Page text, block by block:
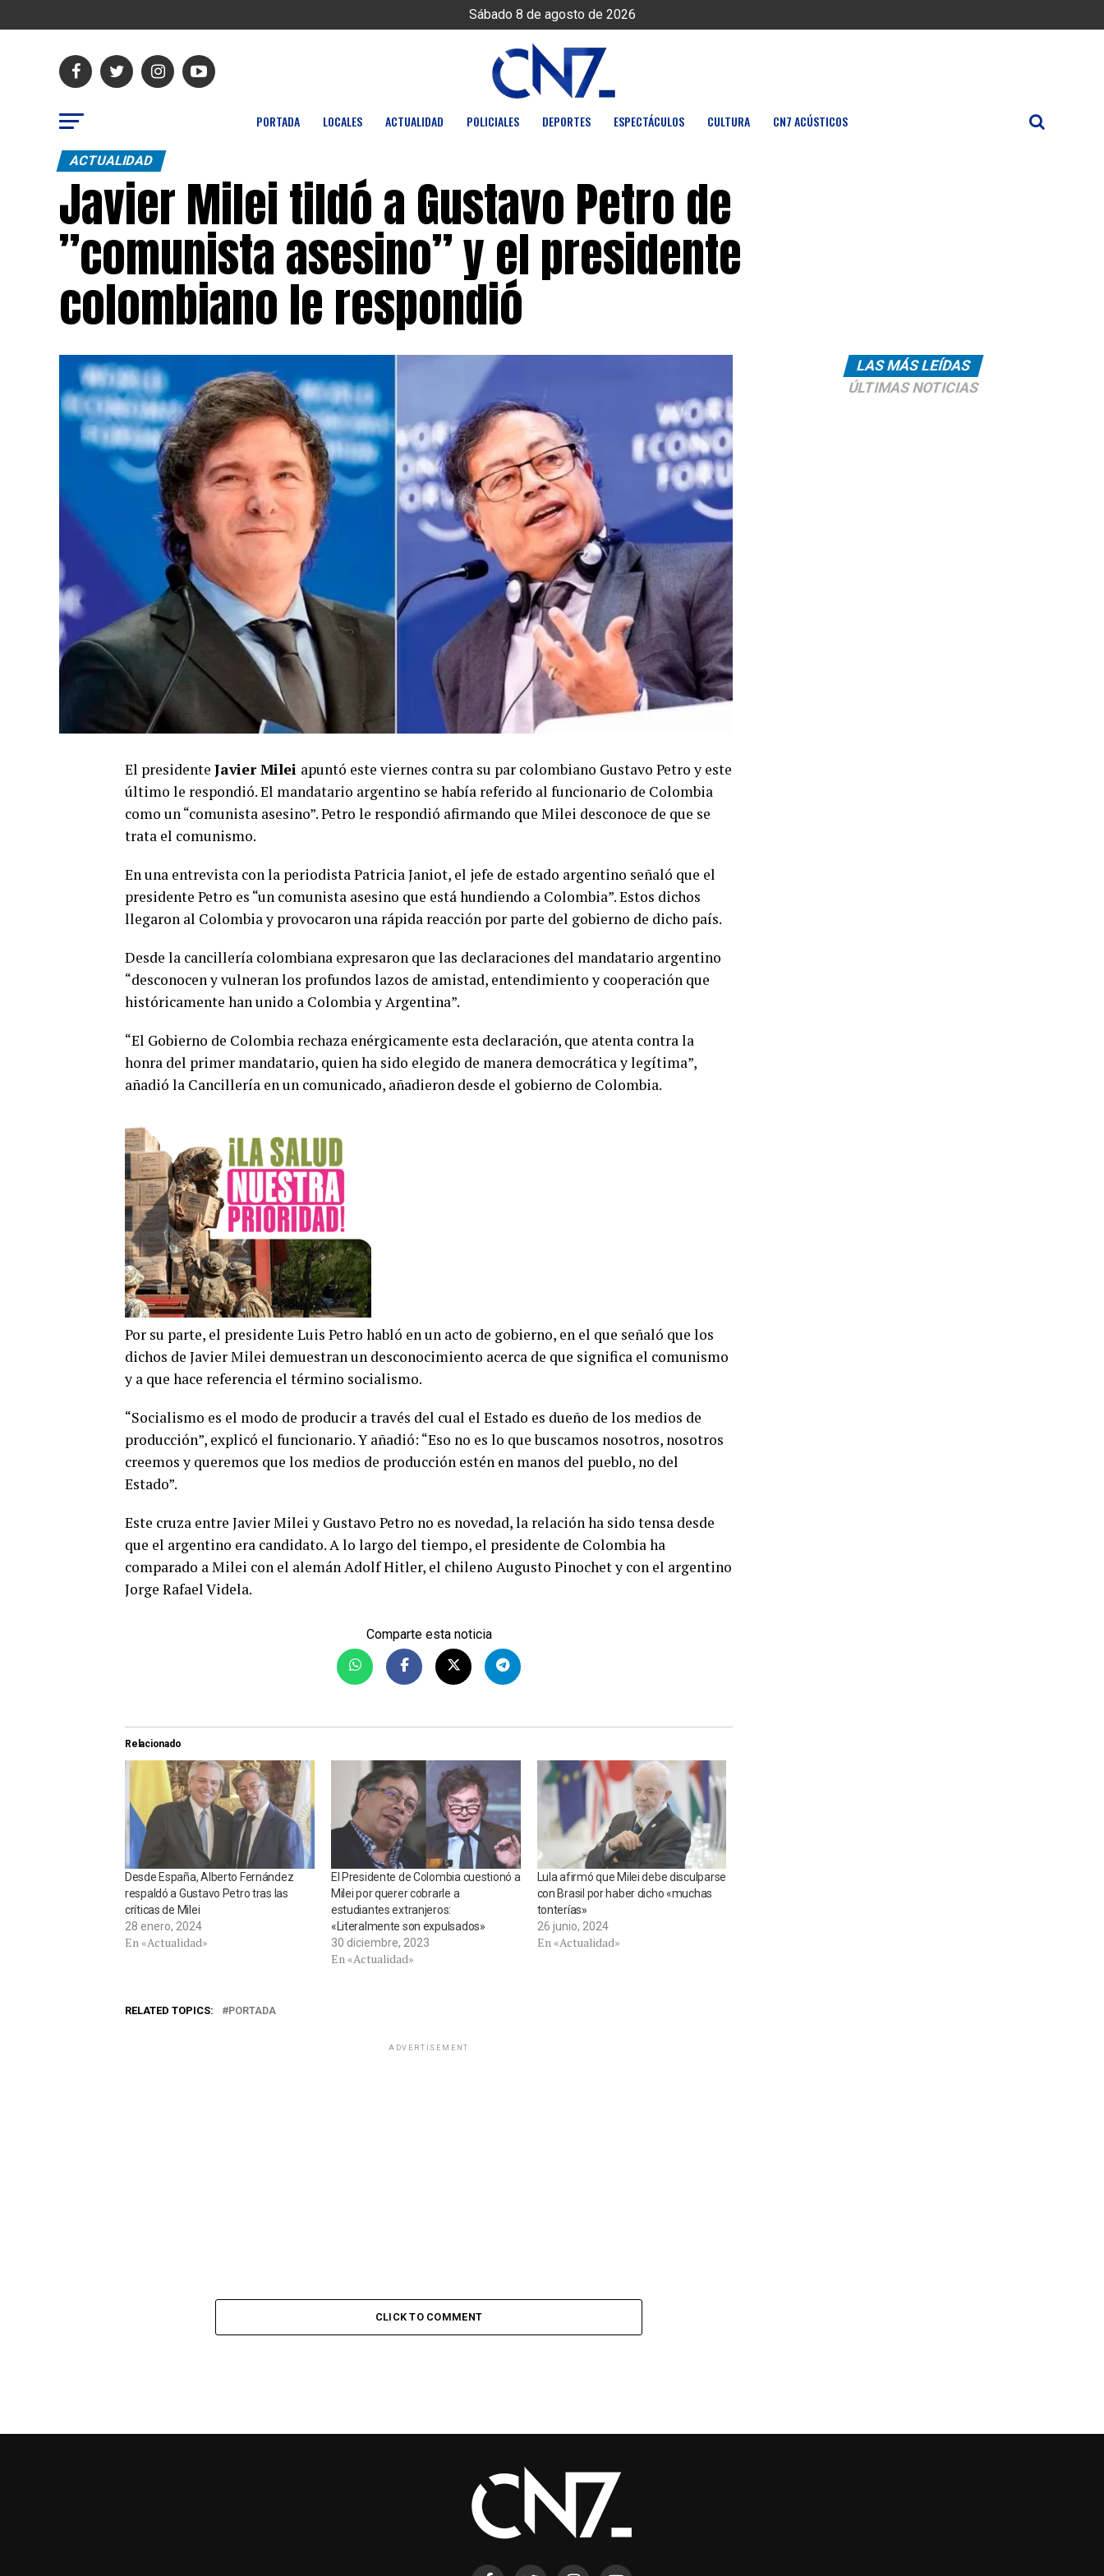
Sábado 8 de agosto de 2026
PORTADA LOCALES ACTUALIDAD POLICIALES DEPORTES ESPECTÁCULOS CULTURA CN7 ACÚSTICOS
ACTUALIDAD
Javier Milei tildó a Gustavo Petro de
”comunista asesino” y el presidente
colombiano le respondió
El presidente Javier Milei apuntó este viernes contra su par colombiano Gustavo Petro y este
último le respondió. El mandatario argentino se había referido al funcionario de Colombia
como un “comunista asesino”. Petro le respondió afirmando que Milei desconoce de que se
trata el comunismo.
En una entrevista con la periodista Patricia Janiot, el jefe de estado argentino señaló que el
presidente Petro es “un comunista asesino que está hundiendo a Colombia”. Estos dichos
llegaron al Colombia y provocaron una rápida reacción por parte del gobierno de dicho país.
Desde la cancillería colombiana expresaron que las declaraciones del mandatario argentino
“desconocen y vulneran los profundos lazos de amistad, entendimiento y cooperación que
históricamente han unido a Colombia y Argentina”.
“El Gobierno de Colombia rechaza enérgicamente esta declaración, que atenta contra la
honra del primer mandatario, quien ha sido elegido de manera democrática y legítima”,
añadió la Cancillería en un comunicado, añadieron desde el gobierno de Colombia.
Por su parte, el presidente Luis Petro habló en un acto de gobierno, en el que señaló que los
dichos de Javier Milei demuestran un desconocimiento acerca de que significa el comunismo
y a que hace referencia el término socialismo.
“Socialismo es el modo de producir a través del cual el Estado es dueño de los medios de
producción”, explicó el funcionario. Y añadió: “Eso no es lo que buscamos nosotros, nosotros
creemos y queremos que los medios de producción estén en manos del pueblo, no del
Estado”.
Este cruza entre Javier Milei y Gustavo Petro no es novedad, la relación ha sido tensa desde
que el argentino era candidato. A lo largo del tiempo, el presidente de Colombia ha
comparado a Milei con el alemán Adolf Hitler, el chileno Augusto Pinochet y con el argentino
Jorge Rafael Videla.
Comparte esta noticia
Relacionado
Desde España, Alberto Fernández
respaldó a Gustavo Petro tras las
críticas de Milei
28 enero, 2024
En «Actualidad»
El Presidente de Colombia cuestionó a
Milei por querer cobrarle a
estudiantes extranjeros:
«Literalmente son expulsados»
30 diciembre, 2023
En «Actualidad»
Lula afirmó que Milei debe disculparse
con Brasil por haber dicho «muchas
tonterías»
26 junio, 2024
En «Actualidad»
RELATED TOPICS: PORTADA
ADVERTISEMENT
CLICK TO COMMENT
LAS MÁS LEÍDAS
ÚLTIMAS NOTICIAS